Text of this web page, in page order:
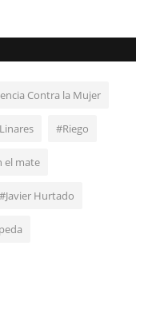
Contra la Mujer
#Riego
el mate
#Javier Hurtado